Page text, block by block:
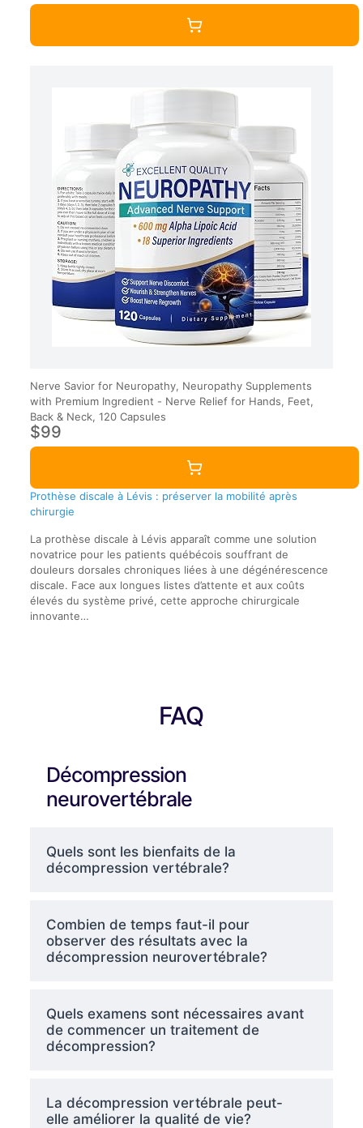
Nerve Savior for Neuropathy, Neuropathy Supplements
with Premium Ingredient - Nerve Relief for Hands, Feet,
Back & Neck, 120 Capsules
$99
Prothèse discale à Lévis : préserver la mobilité après
chirurgie
La prothèse discale à Lévis apparaît comme une solution
novatrice pour les patients québécois souffrant de
douleurs dorsales chroniques liées à une dégénérescence
discale. Face aux longues listes d’attente et aux coûts
élevés du système privé, cette approche chirurgicale
innovante…
FAQ
Décompression
neurovertébrale
Quels sont les bienfaits de la
décompression vertébrale?
Combien de temps faut-il pour
observer des résultats avec la
décompression neurovertébrale?
Quels examens sont nécessaires avant
de commencer un traitement de
décompression?
La décompression vertébrale peut-
elle améliorer la qualité de vie?